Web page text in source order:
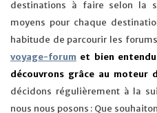
destinations à faire selon la
moyens pour chaque
habitude de parcourir les
voyage-forum et bien
découvrons grâce au moteur
décidons régulièrement à la
nous nous posons : Que